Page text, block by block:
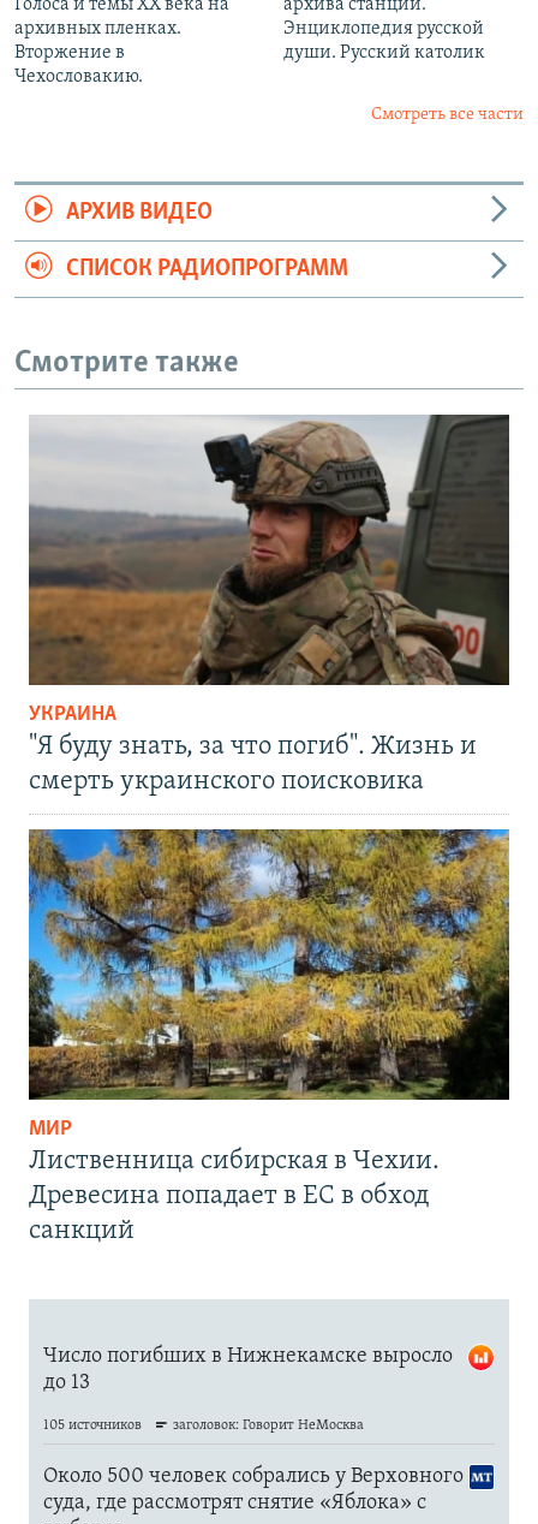
Голоса и темы XX века на
архивных пленках.
Вторжение в
Чехословакию.
архива станции.
Энциклопедия русской
души. Русский католик
Смотреть все части
АРХИВ ВИДЕО
СПИСОК РАДИОПРОГРАММ
Смотрите также
УКРАИНА
"Я буду знать, за что погиб". Жизнь и
смерть украинского поисковика
МИР
Лиственница сибирская в Чехии.
Древесина попадает в ЕС в обход
санкций